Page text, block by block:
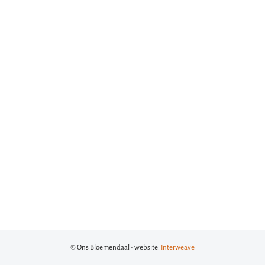
© Ons Bloemendaal - website: Interweave